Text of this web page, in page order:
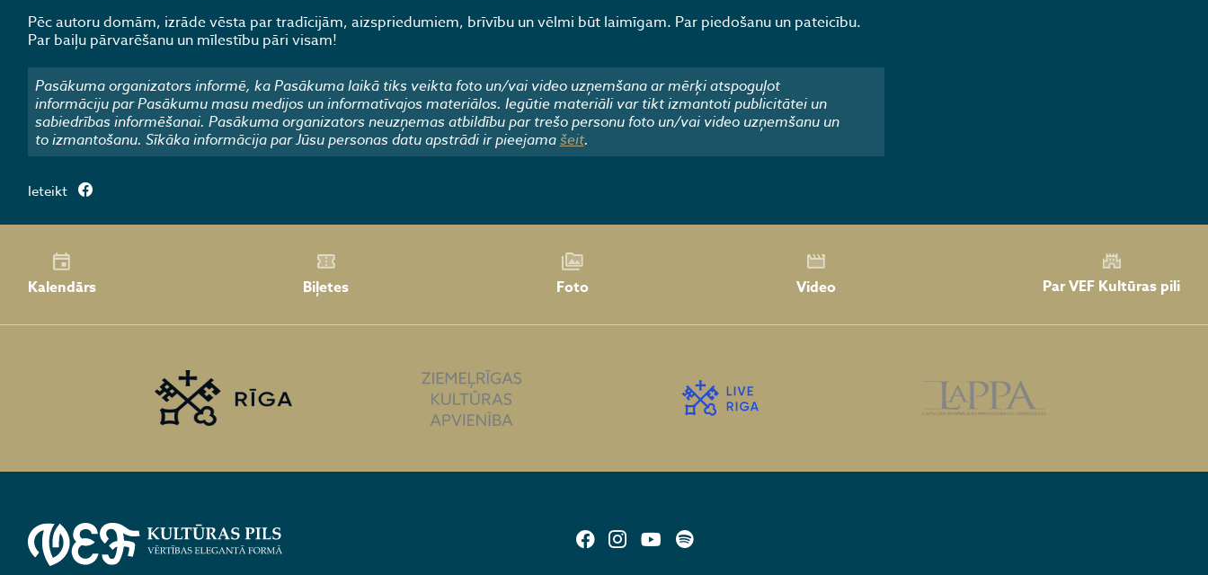
Pēc autoru domām, izrāde vēsta par tradīcijām, aizspriedumiem, brīvību un vēlmi būt laimīgam. Par piedošanu un pateicību.
Par baiļu pārvarēšanu un mīlestību pāri visam!
Pasākuma organizators informē, ka Pasākuma laikā tiks veikta foto un/vai video uzņemšana ar mērķi atspoguļot
informāciju par Pasākumu masu medijos un informatīvajos materiālos. Iegūtie materiāli var tikt izmantoti publicitātei un
sabiedrības informēšanai. Pasākuma organizators neuzņemas atbildību par trešo personu foto un/vai video uzņemšanu un
to izmantošanu. Sīkāka informācija par Jūsu personas datu apstrādi ir pieejamašeit.
Ieteikt
Kalendārs Biļetes Foto Video Par VEF Kultūras pili